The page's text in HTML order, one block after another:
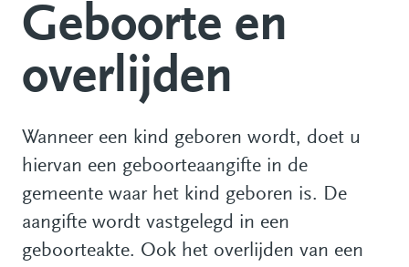
Geboorte en
overlijden
Wanneer een kind geboren wordt, doet u
hiervan een geboorteaangifte in de
gemeente waar het kind geboren is. De
aangifte wordt vastgelegd in een
geboorteakte. Ook het overlijden van een